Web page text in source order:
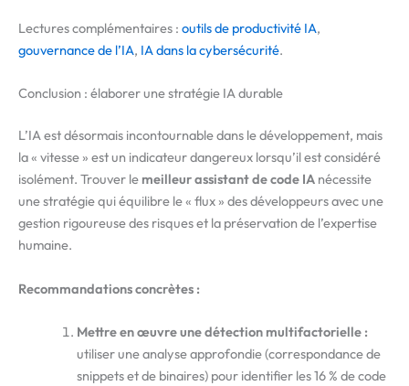
Lectures complémentaires : outils de productivité IA,
gouvernance de l’IA, IA dans la cybersécurité.
Conclusion : élaborer une stratégie IA durable
L’IA est désormais incontournable dans le développement, mais
la « vitesse » est un indicateur dangereux lorsqu’il est considéré
isolément. Trouver le meilleur assistant de code IA nécessite
une stratégie qui équilibre le « flux » des développeurs avec une
gestion rigoureuse des risques et la préservation de l’expertise
humaine.
Recommandations concrètes :
Mettre en œuvre une détection multifactorielle :
utiliser une analyse approfondie (correspondance de
snippets et de binaires) pour identifier les 16 % de code